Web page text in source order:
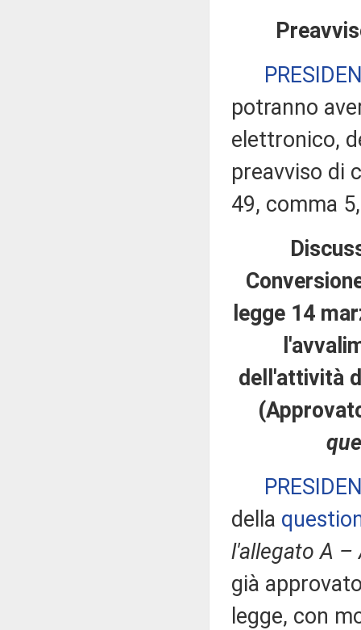
potranno
elettronico,
preavviso di
49, comma
legge 14
dell'attività
della
l'allegato A –
già
legge, con